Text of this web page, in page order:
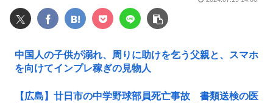
中国人の子供が溺れ、周りに助けを乞う父親と、スマホ
を向けてインプレ稼ぎの見物人
【広島】廿日市の中学野球部員死亡事故 書類送検の医